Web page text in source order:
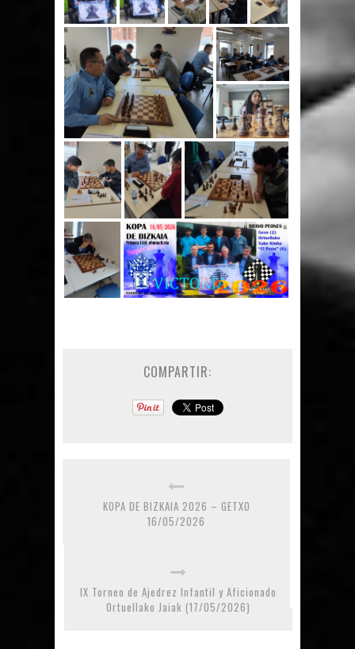
COMPARTIR:
KOPA DE BIZKAIA 2026 – GETXO
16/05/2026
IX Torneo de Ajedrez Infantil y Aficionado
Ortuellako Jaiak (17/05/2026)